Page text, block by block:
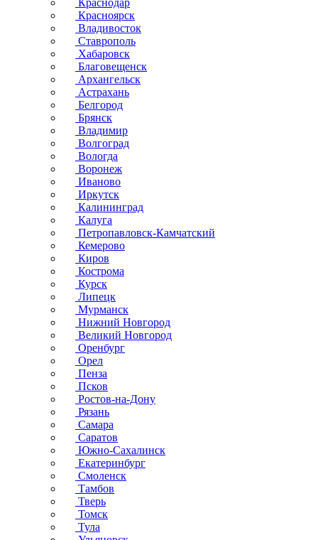
Краснодар
Красноярск
Владивосток
Ставрополь
Хабаровск
Благовещенск
Архангельск
Астрахань
Белгород
Брянск
Владимир
Волгоград
Вологда
Воронеж
Иваново
Иркутск
Калининград
Калуга
Петропавловск-Камчатский
Кемерово
Киров
Кострома
Курск
Липецк
Мурманск
Нижний Новгород
Великий Новгород
Оренбург
Орел
Пенза
Псков
Ростов-на-Дону
Рязань
Самара
Саратов
Южно-Сахалинск
Екатеринбург
Смоленск
Тамбов
Тверь
Томск
Тула